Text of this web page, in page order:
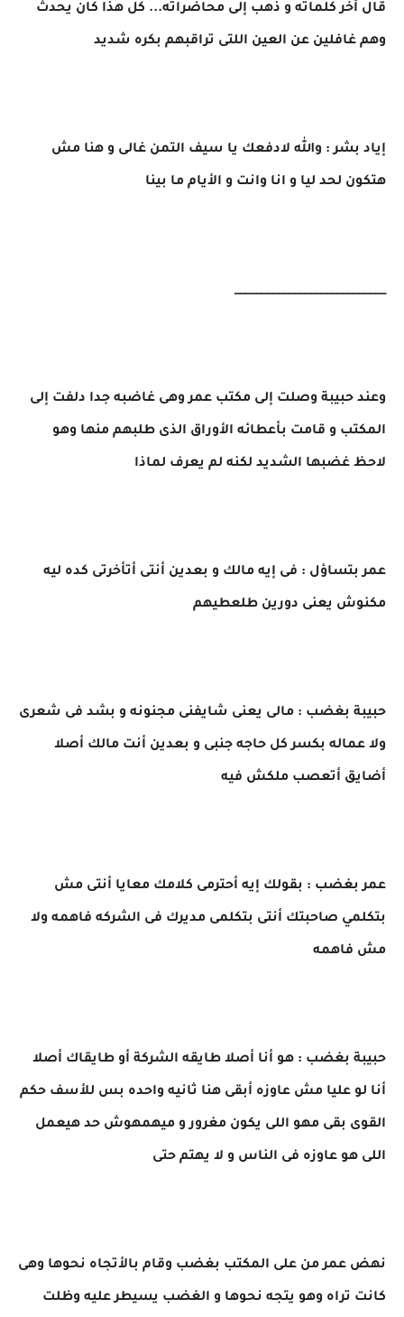
قال أخر كلماته و ذهب إلى محاضراته... كل هذا كان يحدث
وهم غافلين عن العين اللتى تراقبهم بكره شديد
إياد بشر : والله لادفعك يا سيف التمن غالى و هنا مش
هتكون لحد ليا و انا وانت و الأيام ما بينا
____________________________
وعند حبيبة وصلت إلى مكتب عمر وهى غاضبه جدا دلفت إلى
المكتب و قامت بأعطائه الأوراق الذى طلبهم منها وهو
لاحظ غضبها الشديد لكنه لم يعرف لماذا
عمر بتساؤل : فى إيه مالك و بعدين أنتى أتأخرتى كده ليه
مكنوش يعنى دورين طلعطيهم
حبيبة بغضب : مالى يعنى شايفنى مجنونه و بشد فى شعرى
ولا عماله بكسر كل حاجه جنبى و بعدين أنت مالك أصلا
أضايق أتعصب ملكش فيه
عمر بغضب : بقولك إيه أحترمى كلامك معايا أنتى مش
بتكلمي صاحبتك أنتى بتكلمى مديرك فى الشركه فاهمه ولا
مش فاهمه
حبيبة بغضب : هو أنا أصلا طايقه الشركة أو طايقاك أصلا
أنا لو عليا مش عاوزه أبقى هنا ثانيه واحده بس للأسف حكم
القوى بقى مهو اللى يكون مغرور و ميهمهوش حد هيعمل
اللى هو عاوزه فى الناس و لا يهتم حتى
نهض عمر من على المكتب بغضب وقام بالأتجاه نحوها وهى
كانت تراه وهو يتجه نحوها و الغضب يسيطر عليه وظلت